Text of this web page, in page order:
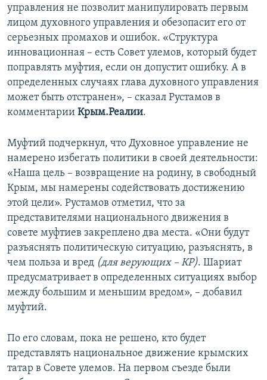
управления не позволит манипулировать первым
лицом духовного управления и обезопасит его от
серьезных промахов и ошибок. «Структура
инновационная – есть Совет улемов, который будет
поправлять муфтия, если он допустит ошибку. А в
определенных случаях глава духовного управления
может быть отстранен», – сказал Рустамов в
комментарии Крым.Реалии.
Муфтий подчеркнул, что Духовное управление не
намерено избегать политики в своей деятельности:
«Наша цель – возвращение на родину, в свободный
Крым, мы намерены содействовать достижению
этой цели». Рустамов отметил, что за
представителями национального движения в
совете муфтиев закреплено два места. «Они будут
разъяснять политическую ситуацию, разъяснять, в
чем польза и вред (для верующих – КР). Шариат
предусматривает в определенных ситуациях выбор
между большим и меньшим вредом», – добавил
муфтий.
По его словам, пока не решено, кто будет
представлять национальное движение крымских
татар в Совете улемов. На первом съезде были